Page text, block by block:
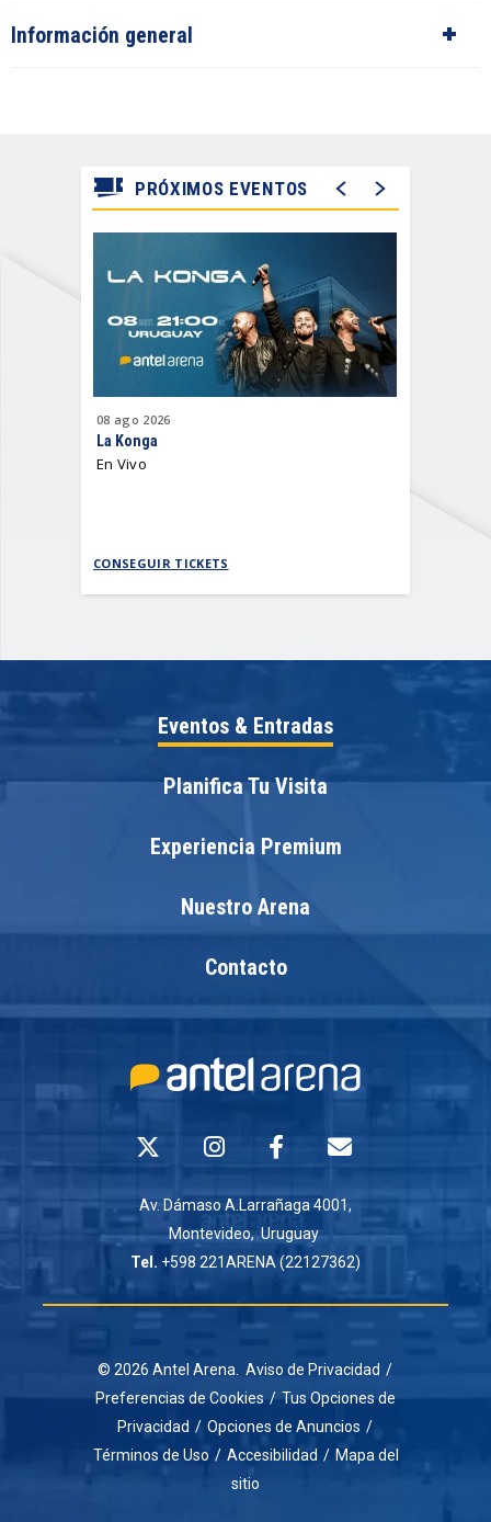
Información general
PRÓXIMOS EVENTOS
08 ago 2026
La Konga
En Vivo
CONSEGUIR TICKETS
Eventos & Entradas
Planifica Tu Visita
Experiencia Premium
Nuestro Arena
Contacto
Av. Dámaso A.Larrañaga 4001,
Montevideo, Uruguay
Tel. +598 221ARENA (22127362)
© 2026 Antel Arena. Aviso de Privacidad /
Preferencias de Cookies / Tus Opciones de
Privacidad / Opciones de Anuncios /
Términos de Uso / Accesibilidad / Mapa del
sitio